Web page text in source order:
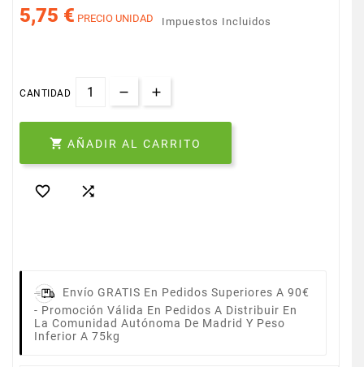
5,75 € PRECIO UNIDAD Impuestos Incluidos
CANTIDAD
 AÑADIR AL CARRITO
 
Envío GRATIS En Pedidos Superiores A 90€
- Promoción Válida En Pedidos A Distribuir En
La Comunidad Autónoma De Madrid Y Peso
Inferior A 75kg